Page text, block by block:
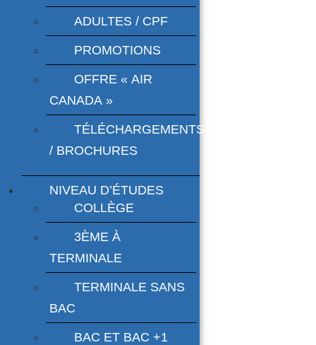
ADULTES / CPF
PROMOTIONS
OFFRE « AIR
CANADA »
TÉLÉCHARGEMENTS
/ BROCHURES
NIVEAU D’ÉTUDES
COLLÈGE
3ÈME À
TERMINALE
TERMINALE SANS
BAC
BAC ET BAC +1